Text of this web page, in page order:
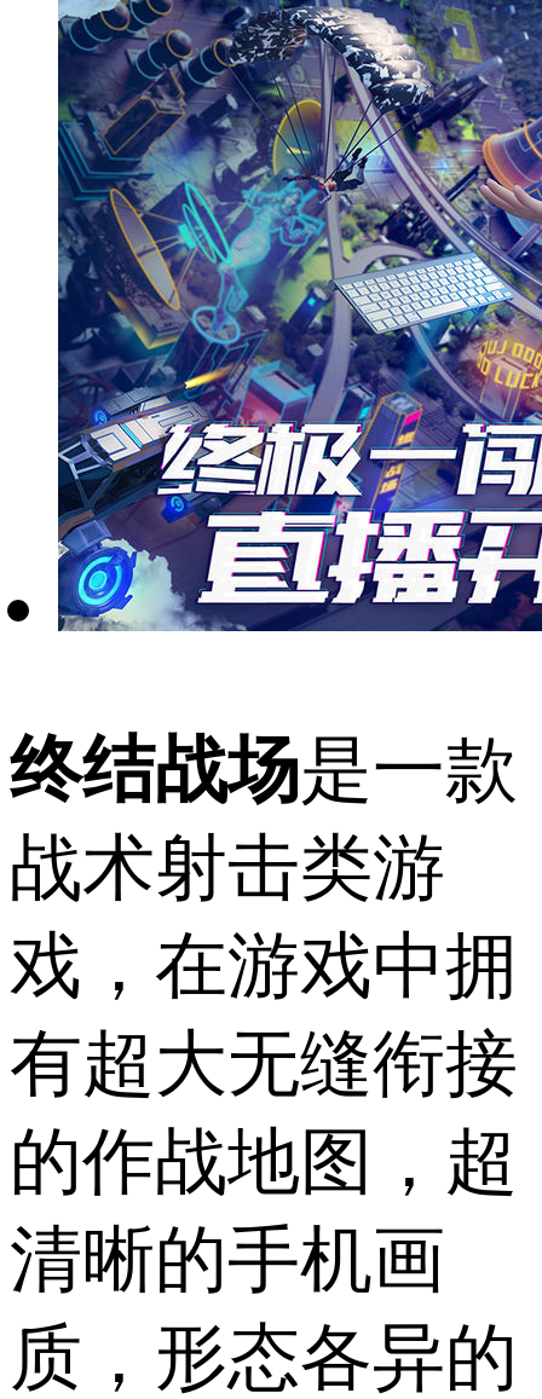
终结战场是一款
战术射击类游
戏，在游戏中拥
有超大无缝衔接
的作战地图，超
清晰的手机画
质，形态各异的